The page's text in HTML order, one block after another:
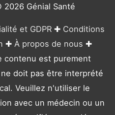
2026 Génial Santé
et GDPR ✚ Conditions
✚ À propos de nous ✚
contenu est purement
doit pas être interprété
Veuillez n'utiliser le
avec un médecin ou un